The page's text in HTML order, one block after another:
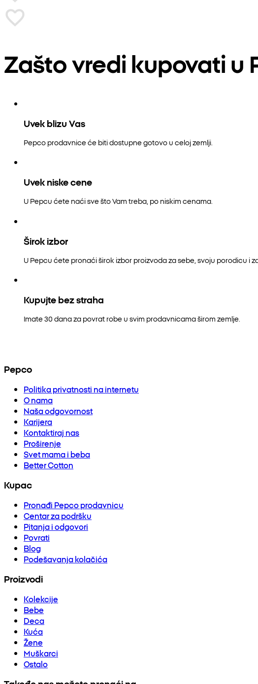
Zašto vredi kupovati u
Uvek blizu Vas
Pepco prodavnice će biti dostupne gotovo u celoj zemlji.
Uvek niske cene
U Pepcu ćete naći sve što Vam treba, po niskim cenama.
Širok izbor
U Pepcu ćete pronaći širok izbor proizvoda za sebe, svoju porodicu i
Kupujte bez straha
Imate 30 dana za povrat robe u svim prodavnicama širom zemlje.
Pepco
Politika privatnosti na internetu
O nama
Naša odgovornost
Karijera
Kontaktiraj nas
Proširenje
Svet mama i beba
Better Cotton
Kupac
Pronađi Pepco prodavnicu
Centar za podršku
Pitanja i odgovori
Povrati
Blog
Podešavanja kolačića
Proizvodi
Kolekcije
Bebe
Deca
Kuća
Žene
Muškarci
Ostalo